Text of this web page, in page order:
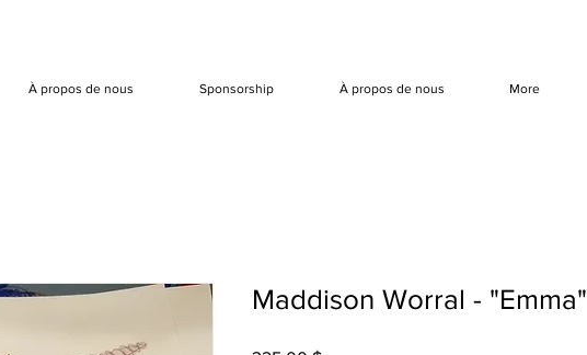
À propos de nous Sponsorship À propos de nous More
Maddison Worral - "Emma"